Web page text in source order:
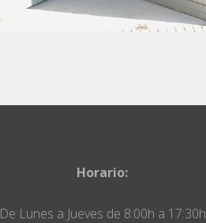
Horario:
De Lunes a Jueves de 8:00h a 17:30h